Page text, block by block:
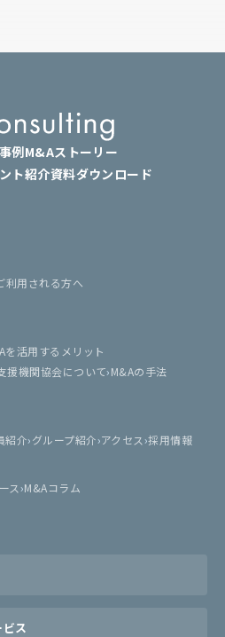
例M&Aストーリー
ト紹介資料ダウンロード
利用される方へ
を活用するメリット
援機関協会について M&Aの手法
紹介 グループ紹介 アクセス 採用情報
ス M&Aコラム
ス